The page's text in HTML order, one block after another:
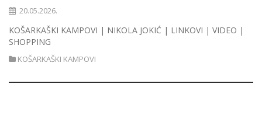
20.05.2026.
KOŠARKAŠKI KAMPOVI | NIKOLA JOKIĆ | LINKOVI | VIDEO |
SHOPPING
KOŠARKAŠKI KAMPOVI